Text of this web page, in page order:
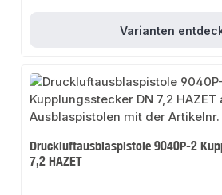
Varianten
Druckluftausblaspistole 9040P-2
7,2 HAZET